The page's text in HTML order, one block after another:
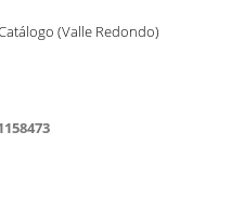
(Valle Redondo)